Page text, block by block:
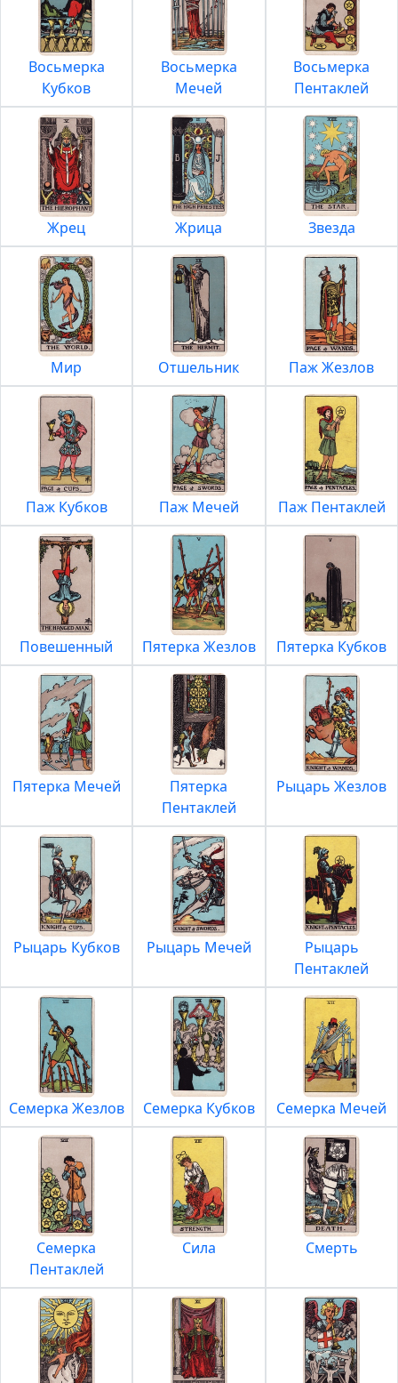
Восьмерка
Кубков
Восьмерка
Мечей
Восьмерка
Пентаклей
Жрец Жрица Звезда
Мир Отшельник Паж Жезлов
Паж Кубков Паж Мечей Паж Пентаклей
Повешенный Пятерка Жезлов Пятерка Кубков
Пятерка Мечей
Пятерка
Пентаклей
Рыцарь Жезлов
Рыцарь Кубков Рыцарь Мечей
Рыцарь
Пентаклей
Семерка Жезлов Семерка Кубков Семерка Мечей
Семерка
Пентаклей
Сила Смерть